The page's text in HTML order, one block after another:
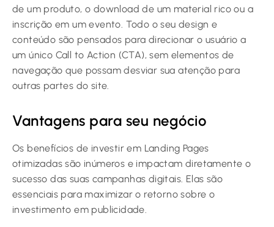
de um produto, o download de um material rico ou a
inscrição em um evento. Todo o seu design e
conteúdo são pensados para direcionar o usuário a
um único Call to Action (CTA), sem elementos de
navegação que possam desviar sua atenção para
outras partes do site.
Vantagens para seu negócio
Os benefícios de investir em Landing Pages
otimizadas são inúmeros e impactam diretamente o
sucesso das suas campanhas digitais. Elas são
essenciais para maximizar o retorno sobre o
investimento em publicidade.